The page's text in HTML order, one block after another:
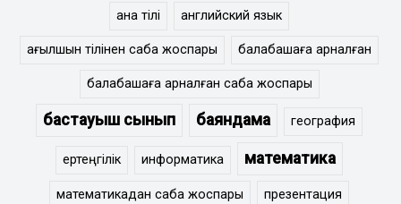
ана тілі английский язык
ағылшын тілінен сабақ жоспары балабақшаға арналған
балабақшаға арналған сабақ жоспары
бастауыш сынып баяндама география
ертеңгілік информатика математика
математикадан сабақ жоспары презентация